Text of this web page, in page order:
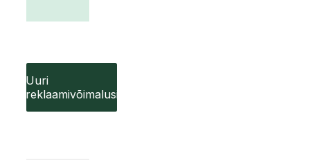
Uuri
reklaamivõimalusi